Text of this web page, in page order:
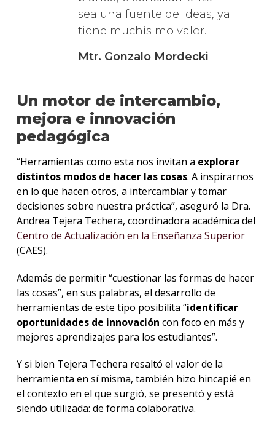
sea una fuente de ideas, ya
tiene muchísimo valor.
Mtr. Gonzalo Mordecki
Un motor de intercambio,
mejora e innovación
pedagógica
“Herramientas como esta nos invitan a explorar
distintos modos de hacer las cosas. A inspirarnos
en lo que hacen otros, a intercambiar y tomar
decisiones sobre nuestra práctica”, aseguró la Dra.
Andrea Tejera Techera, coordinadora académica del
Centro de Actualización en la Enseñanza Superior
(CAES).
Además de permitir “cuestionar las formas de hacer
las cosas”, en sus palabras, el desarrollo de
herramientas de este tipo posibilita “identificar
oportunidades de innovación con foco en más y
mejores aprendizajes para los estudiantes”.
Y si bien Tejera Techera resaltó el valor de la
herramienta en sí misma, también hizo hincapié en
el contexto en el que surgió, se presentó y está
siendo utilizada: de forma colaborativa.